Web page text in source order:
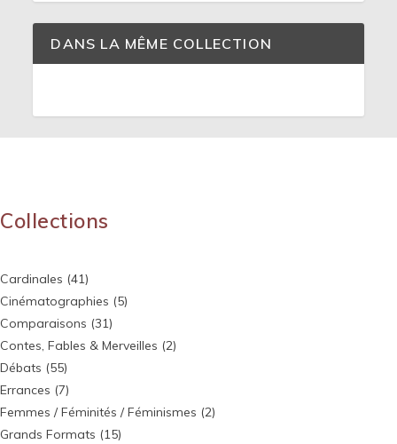
DANS LA MÊME COLLECTION
Collections
Cardinales (41)
Cinématographies (5)
Comparaisons (31)
Contes, Fables & Merveilles (2)
Débats (55)
Errances (7)
Femmes / Féminités / Féminismes (2)
Grands Formats (15)